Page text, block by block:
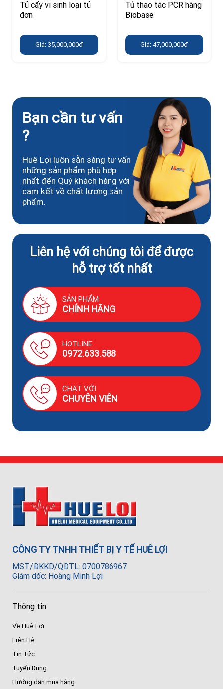
Tủ cấy vi sinh loại tủ
đơn
Giá: 35,000,000đ
Tủ thao tác PCR hãng
Biobase
Giá: 47,000,000đ
Bạn cần tư vấn
?
Huê Lợi luôn sẵn sàng tư vấn
những sản phẩm phù hợp
nhất đến Quý khách hàng với
cam kết về chất lượng sản
phẩm.
Liên hệ với chúng tôi để được
hỗ trợ tốt nhất
SẢN PHẨM
CHÍNH HÃNG
HOTLINE
0972.633.588
CHAT VỚI
CHUYÊN VIÊN
CÔNG TY TNHH THIẾT BỊ Y TẾ HUÊ LỢI
MST/ĐKKD/QĐTL: 0700786967
Giám đốc: Hoàng Minh Lợi
Thông tin
Về Huê Lợi
Liên Hệ
Tin Tức
Tuyển Dụng
Hướng dẫn mua hàng